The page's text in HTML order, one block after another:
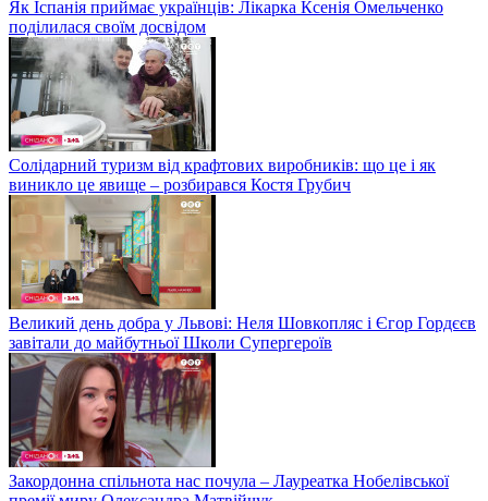
Як Іспанія приймає українців: Лікарка Ксенія Омельченко
поділилася своїм досвідом
Солідарний туризм від крафтових виробників: що це і як
виникло це явище – розбирався Костя Грубич
Великий день добра у Львові: Неля Шовкопляс і Єгор Гордєєв
завітали до майбутньої Школи Супергероїв
Закордонна спільнота нас почула – Лауреатка Нобелівської